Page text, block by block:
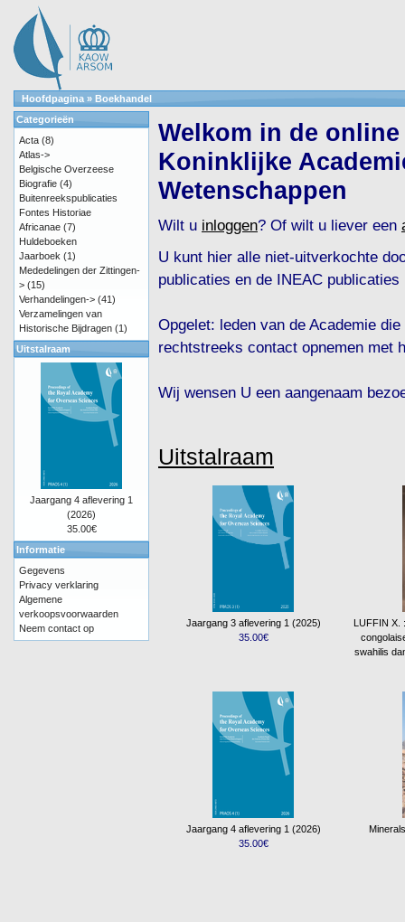
Hoofdpagina » Boekhandel
Welkom in de
Koninklijke
Wetenschappen
Wilt u inloggen? Of wilt u liever een
U kunt hier alle niet-uitverkochte
publicaties en de INEAC publicaties
Opgelet: leden van de Academie
rechtstreeks contact opnemen met
Wij wensen U een aangenaam
Uitstalraam
Jaargang 3 aflevering 1 (2025)
35.00€
LUFFIN X.
swahilis
Jaargang 4 aflevering 1 (2026)
35.00€
Categorieën
Acta (8)
Atlas->
Belgische Overzeese
Biografie (4)
Buitenreekspublicaties
Fontes Historiae
Africanae (7)
Huldeboeken
Jaarboek (1)
Mededelingen der Zittingen-
> (15)
Verhandelingen-> (41)
Verzamelingen van
Historische Bijdragen (1)
Uitstalraam
Jaargang 4 aflevering 1
(2026)
35.00€
Informatie
Gegevens
Privacy verklaring
Algemene
verkoopsvoorwaarden
Neem contact op